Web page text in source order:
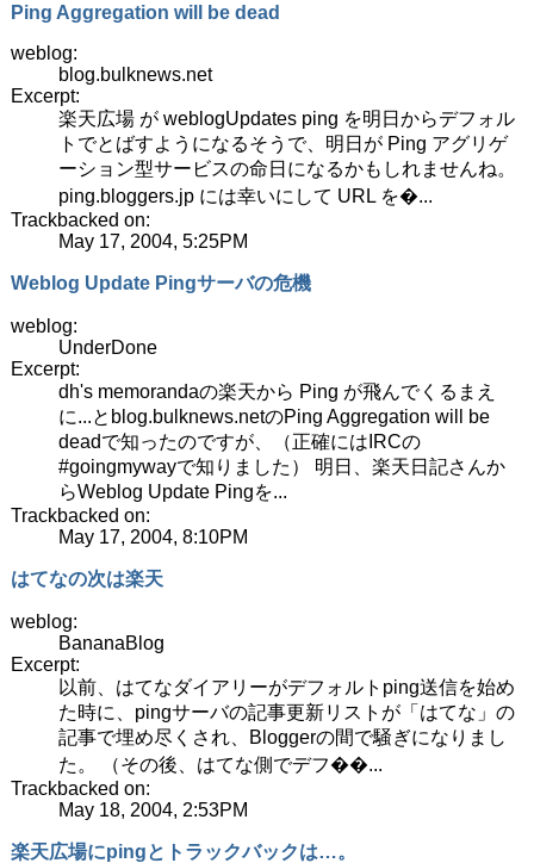
Ping Aggregation will be dead
weblog:
blog.bulknews.net
Excerpt:
楽天広場 が weblogUpdates ping を明日からデフォル
トでとばすようになるそうで、明日が Ping アグリゲ
ーション型サービスの命日になるかもしれませんね。
ping.bloggers.jp には幸いにして URL を�...
Trackbacked on:
May 17, 2004, 5:25PM
Weblog Update Pingサーバの危機
weblog:
UnderDone
Excerpt:
dh's memorandaの楽天から Ping が飛んでくるまえ
に...とblog.bulknews.netのPing Aggregation will be
deadで知ったのですが、（正確にはIRCの
#goingmywayで知りました） 明日、楽天日記さんか
らWeblog Update Pingを...
Trackbacked on:
May 17, 2004, 8:10PM
はてなの次は楽天
weblog:
BananaBlog
Excerpt:
以前、はてなダイアリーがデフォルトping送信を始め
た時に、pingサーバの記事更新リストが「はてな」の
記事で埋め尽くされ、Bloggerの間で騒ぎになりまし
た。 （その後、はてな側でデフ��...
Trackbacked on:
May 18, 2004, 2:53PM
楽天広場にpingとトラックバックは…。